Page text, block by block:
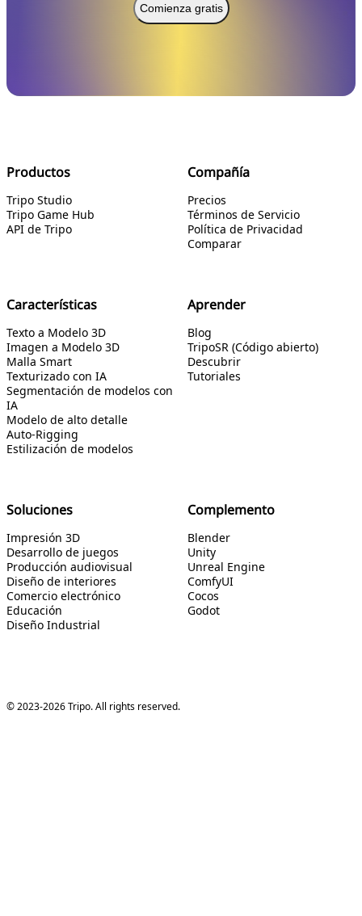
Comienza gratis
Productos
Tripo Studio
Tripo Game Hub
API de Tripo
Compañía
Precios
Términos de Servicio
Política de Privacidad
Comparar
Características
Texto a Modelo 3D
Imagen a Modelo 3D
Malla Smart
Texturizado con IA
Segmentación de modelos con
IA
Modelo de alto detalle
Auto-Rigging
Estilización de modelos
Aprender
Blog
TripoSR (Código abierto)
Descubrir
Tutoriales
Soluciones
Impresión 3D
Desarrollo de juegos
Producción audiovisual
Diseño de interiores
Comercio electrónico
Educación
Diseño Industrial
Complemento
Blender
Unity
Unreal Engine
ComfyUI
Cocos
Godot
© 2023-2026 Tripo. All rights reserved.